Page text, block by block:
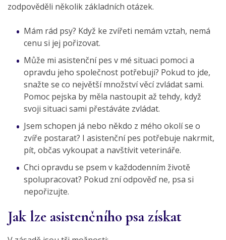
zodpověděli několik základních otázek.
Mám rád psy? Když ke zvířeti nemám vztah, nemá
cenu si jej pořizovat.
Může mi asistenční pes v mé situaci pomoci a
opravdu jeho společnost potřebuji? Pokud to jde,
snažte se co největší množství věcí zvládat sami.
Pomoc pejska by měla nastoupit až tehdy, když
svoji situaci sami přestáváte zvládat.
Jsem schopen já nebo někdo z mého okolí se o
zvíře postarat? I asistenční pes potřebuje nakrmit,
pít, občas vykoupat a navštívit veterináře.
Chci opravdu se psem v každodenním životě
spolupracovat? Pokud zní odpověď ne, psa si
nepořizujte.
Jak lze asistenčního psa získat